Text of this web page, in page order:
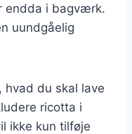
endda i bagværk.
uundgåelig
hvad du skal lave
ricotta i
ikke kun tilføje